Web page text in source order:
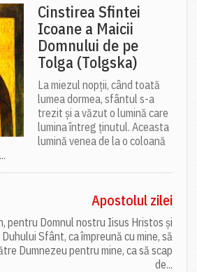
Cinstirea Sfintei
Icoane a Maicii
Domnului de pe
Tolga (Tolgska)
La miezul nopții, când toată
lumea dormea, sfântul s-a
trezit și a văzut o lumină care
lumina întreg ținutul. Aceasta
lumină venea de la o coloană
Apostolul zilei
pentru Domnul nostru Iisus Hristos și
Sfânt, ca împreună cu mine, să
Dumnezeu pentru mine, ca să scap
de...